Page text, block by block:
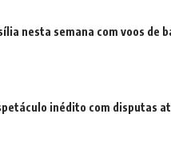
nesta semana com voos de
inédito com disputas